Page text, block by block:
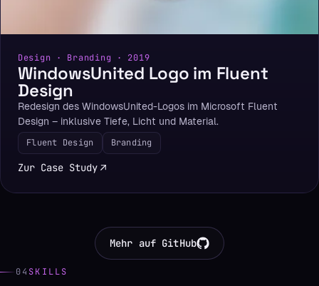
Design · Branding · 2019
WindowsUnited Logo im Fluent
Design
Redesign des WindowsUnited-Logos im Microsoft Fluent
Design – inklusive Tiefe, Licht und Material.
Fluent Design
Branding
Zur Case Study
Mehr auf GitHub
04 SKILLS